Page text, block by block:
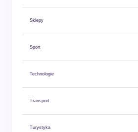
Sklepy
Sport
Technologie
Transport
Turystyka